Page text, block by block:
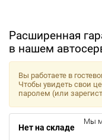
Расширенная
в нашем
Вы работаете в
Чтобы увидеть свои
паролем (или
Нет на складе
Мы